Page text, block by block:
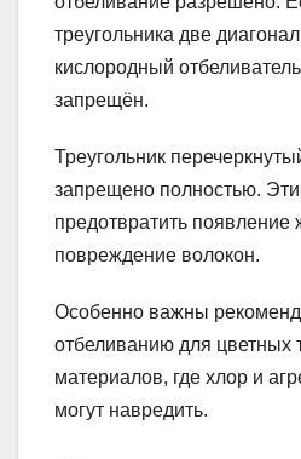
треугольника две
кислородный
запрещён.
Треугольник
запрещено полностью.
предотвратить появление
повреждение волокон.
Особенно важны
отбеливанию для цветных
материалов, где хлор и
могут навредить.